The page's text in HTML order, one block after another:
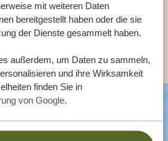
mit weiteren Daten
bereitgestellt haben oder die sie
der Dienste gesammelt haben.
außerdem, um Daten zu sammeln,
und ihre Wirksamkeit
finden Sie in
von Google.
+494087407061